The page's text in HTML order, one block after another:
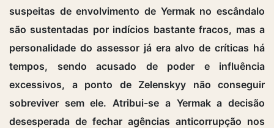
suspeitas de envolvimento de Yermak no escândalo
são sustentadas por indícios bastante fracos, mas a
personalidade do assessor já era alvo de críticas há
tempos, sendo acusado de poder e influência
excessivos, a ponto de Zelenskyy não conseguir
sobreviver sem ele. Atribui-se a Yermak a decisão
desesperada de fechar agências anticorrupção nos